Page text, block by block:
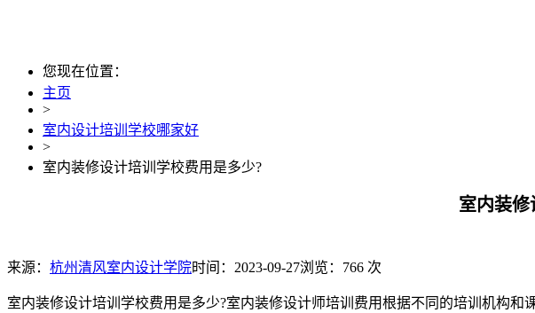
您现在位置：
主页
>
室内设计培训学校哪家好
>
室内装修设计培训学校费用是多少?
室内装修
来源： 杭州清风室内设计学院时间：2023-09-27浏览：766 次
室内装修设计培训学校费用是多少?室内装修设计师培训费用根据不同的培训机构